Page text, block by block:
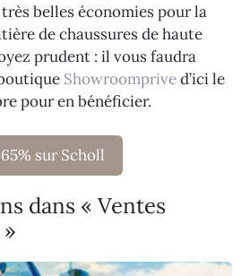
belles économies pour la
de chaussures de haute
prudent : il vous faudra
Showroomprived’ici le
pour en bénéficier.
sur Scholl
dans « Ventes